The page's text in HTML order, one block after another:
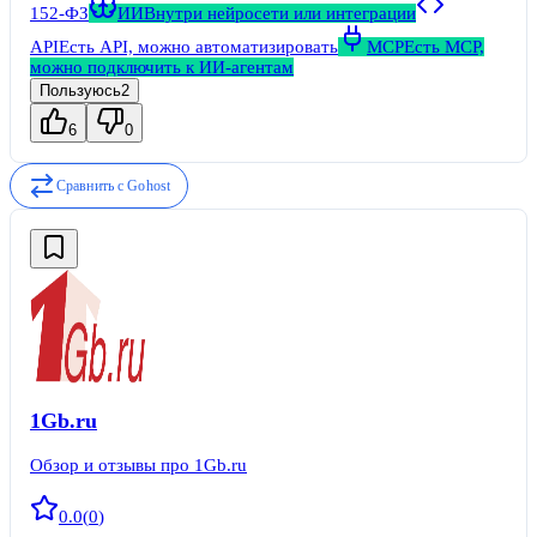
152-ФЗ
ИИВнутри нейросети или интеграции
APIЕсть API, можно автоматизировать MCPЕсть MCP,
можно подключить к ИИ-агентам
Пользуюсь2
6 0
Сравнить сGohost
1Gb.ru
Обзор и отзывы про 1Gb.ru
0.0(0)